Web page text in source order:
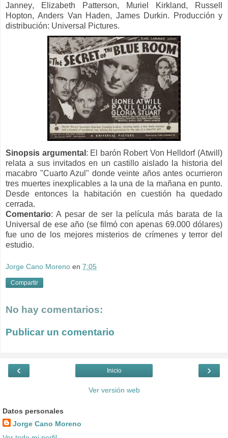
Janney, Elizabeth Patterson, Muriel Kirkland,
Russell
Hopton,Anders Van Haden, James Durkin.
Producción y
distribución: Universal Pictures.
Sinopsis argumental : El barón Robert Von Helldorf (Atwill)
relata a sus invitados en un castillo aislado la historia del
macabro "Cuarto Azul" donde veinte años antes ocurrieron
tres muertes inexplicables a la una de la mañana en punto.
Desde entonces la habitación en cuestión ha quedado
cerrada.
Comentario: A pesar de ser la película más barata de la
Universal de ese año (se filmó con apenas 69.000 dólares)
fue uno de los mejores misterios de crímenes y terror del
estudio.
Jorge Cano Moreno en 7:05
Compartir
No hay comentarios:
Publicar un comentario
‹ ›
Inicio
Ver versión web
Datos personales
Jorge Cano Moreno